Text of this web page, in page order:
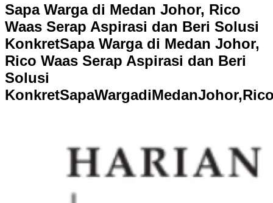
Sapa Warga di Medan Johor, Rico
Waas Serap Aspirasi dan Beri Solusi
KonkretSapa Warga di Medan Johor,
Rico Waas Serap Aspirasi dan Beri
Solusi
KonkretSapaWargadiMedanJohor,Ric